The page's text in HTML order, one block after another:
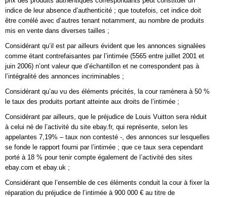
indice de leur absence d’authenticité ; que toutefois, cet indice doit
être corrélé avec d’autres tenant notamment, au nombre de produits
mis en vente dans diverses tailles ;
Considérant qu’il est par ailleurs évident que les annonces signalées
comme étant contrefaisantes par l’intimée (5565 entre juillet 2001 et
juin 2006) n’ont valeur que d’échantillon et ne correspondent pas à
l’intégralité des annonces incriminables ;
Considérant qu’au vu des éléments précités, la cour ramènera à 50 %
le taux des produits portant atteinte aux droits de l’intimée ;
Considérant par ailleurs, que le préjudice de Louis Vuitton sera réduit
à celui né de l’activité du site ebay.fr, qui représente, selon les
appelantes 7,19% – taux non contesté -, des annonces sur lesquelles
se fonde le rapport fourni par l’intimée ; que ce taux sera cependant
porté à 18 % pour tenir compte également de l’activité des sites
ebay.com et ebay.uk ;
Considérant que l’ensemble de ces éléments conduit la cour à fixer la
réparation du préjudice de l’intimée à 900 000 € au titre de